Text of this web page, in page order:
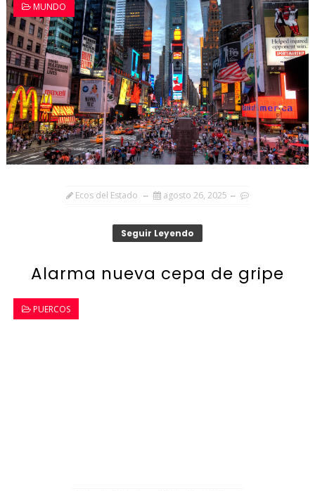
MUNDO
Ecos del Estado agosto 26, 2025
Seguir Leyendo
Alarma nueva cepa de gripe
PUERCOS